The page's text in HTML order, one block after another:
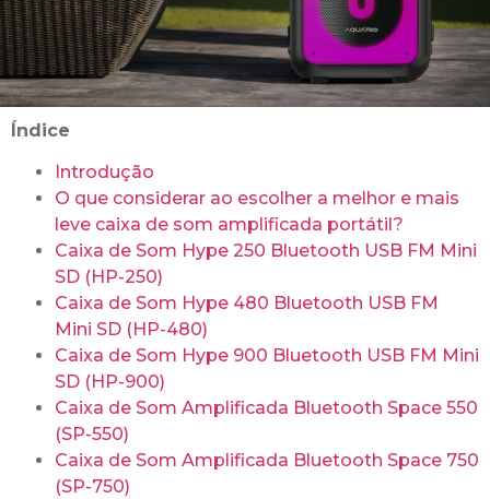
Índice
Introdução
O que considerar ao escolher a melhor e mais
leve caixa de som amplificada portátil?
Caixa de Som Hype 250 Bluetooth USB FM Mini
SD (HP-250)
Caixa de Som Hype 480 Bluetooth USB FM
Mini SD (HP-480)
Caixa de Som Hype 900 Bluetooth USB FM Mini
SD (HP-900)
Caixa de Som Amplificada Bluetooth Space 550
(SP-550)
Caixa de Som Amplificada Bluetooth Space 750
(SP-750)